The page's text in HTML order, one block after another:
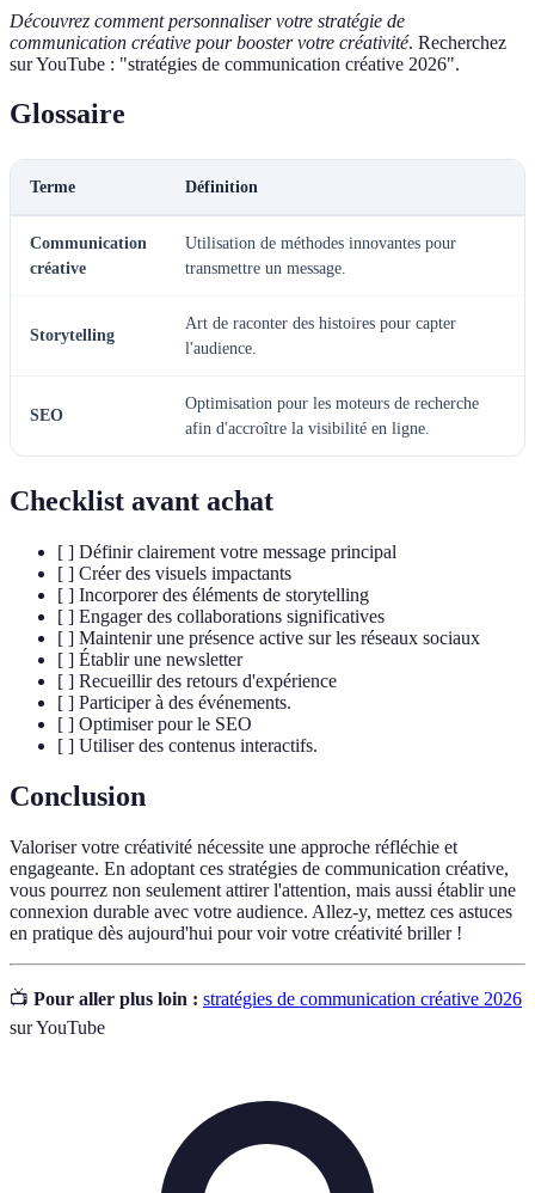
Découvrez comment personnaliser votre stratégie de
communication créative pour booster votre créativité. Recherchez
sur YouTube : "stratégies de communication créative 2026".
Glossaire
Terme Définition
Communication
créative
Utilisation de méthodes innovantes pour
transmettre un message.
Storytelling
Art de raconter des histoires pour capter
l'audience.
SEO
Optimisation pour les moteurs de recherche
afin d'accroître la visibilité en ligne.
Checklist avant achat
[ ] Définir clairement votre message principal
[ ] Créer des visuels impactants
[ ] Incorporer des éléments de storytelling
[ ] Engager des collaborations significatives
[ ] Maintenir une présence active sur les réseaux sociaux
[ ] Établir une newsletter
[ ] Recueillir des retours d'expérience
[ ] Participer à des événements.
[ ] Optimiser pour le SEO
[ ] Utiliser des contenus interactifs.
Conclusion
Valoriser votre créativité nécessite une approche réfléchie et
engageante. En adoptant ces stratégies de communication créative,
vous pourrez non seulement attirer l'attention, mais aussi établir une
connexion durable avec votre audience. Allez-y, mettez ces astuces
en pratique dès aujourd'hui pour voir votre créativité briller !
📺 Pour aller plus loin : stratégies de communication créative 2026
sur YouTube